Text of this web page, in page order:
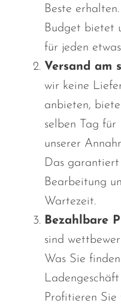
UWELL
VapMod
VIHO
Voom
Vozol
Yo Bar
Yovo
Zovoo by Voopoo
Dragbar
Beste
Budget bietet
für jeden
Versand am
wir keine
anbieten,
selben Tag für
unserer
Das garantiert
Bearbeitung
Wartezeit.
Bezahlbare
sind
Was Sie
Profitieren Sie